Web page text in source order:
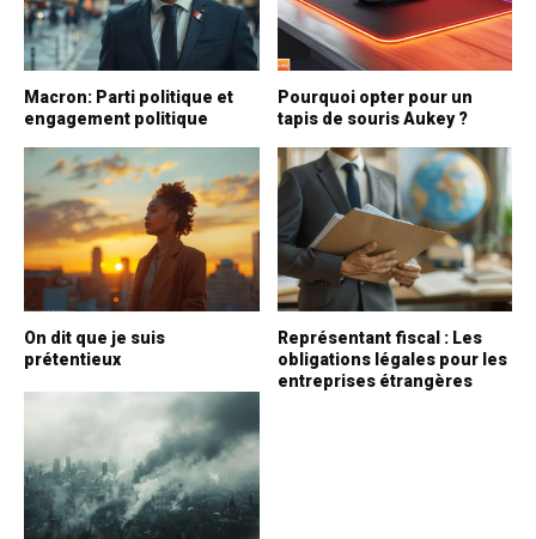
Macron: Parti politique et
engagement politique
Pourquoi opter pour un
tapis de souris Aukey ?
On dit que je suis
prétentieux
Représentant fiscal : Les
obligations légales pour les
entreprises étrangères